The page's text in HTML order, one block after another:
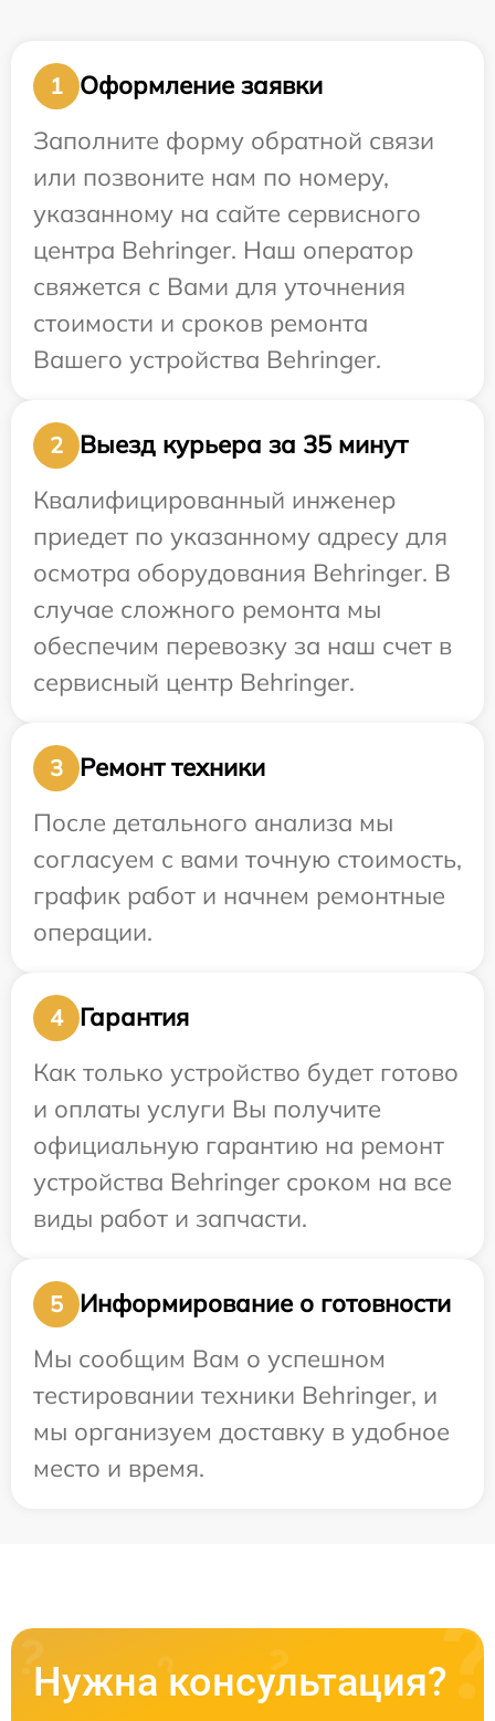
1
Оформление заявки
Заполните форму обратной связи
или позвоните нам по номеру,
указанному на сайте сервисного
центра Behringer. Наш оператор
свяжется с Вами для уточнения
стоимости и сроков ремонта
Вашего устройства Behringer.
2
Выезд курьера за 35 минут
Квалифицированный инженер
приедет по указанному адресу для
осмотра оборудования Behringer. В
случае сложного ремонта мы
обеспечим перевозку за наш счет в
сервисный центр Behringer.
3
Ремонт техники
После детального анализа мы
согласуем с вами точную стоимость,
график работ и начнем ремонтные
операции.
4
Гарантия
Как только устройство будет готово
и оплаты услуги Вы получите
официальную гарантию на ремонт
устройства Behringer сроком на все
виды работ и запчасти.
5
Информирование о готовности
Мы сообщим Вам о успешном
тестировании техники Behringer, и
мы организуем доставку в удобное
место и время.
Нужна консультация?